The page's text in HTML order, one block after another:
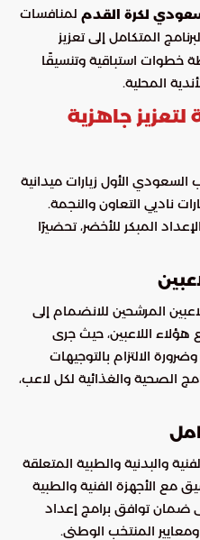
لكرة القدم لمنافسات
المتكامل إلى تعزيز
خطوات استباقية وتنسيقًا
المحلية.
لتعزيز جاهزية
السعودي الأول زيارات ميدانية
ناديي التعاون والنجمة.
المبكر للأخضر، تحضيرًا
المرشحين للانضمام إلى
اللاعبين، حيث جرى
الالتزام بالتوجيهات
الصحية والغذائية لكل لاعب،
والبدنية والطبية المتعلقة
مع الأجهزة الفنية والطبية
ضمان توافق برامج إعداد
المنتخب الوطني.